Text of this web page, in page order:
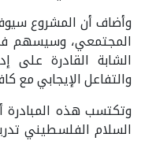
وأضاف أن المشروع
المجتمعي، وسيسهم
الشابة القادرة على
والتفاعل الإيجابي مع
وتكتسب هذه المبادرة
السلام الفلسطيني